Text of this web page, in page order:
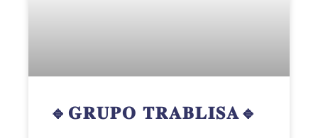
🔹𝐆𝐑𝐔𝐏𝐎 𝐓𝐑𝐀𝐁𝐋𝐈𝐒𝐀🔹